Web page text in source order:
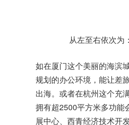
从左至右依次为
如在厦门这个美丽的海滨
规划的办公环境，能让差
出海。或者在杭州这个充
拥有超2500平方米多功能
展中心、西青经济技术开